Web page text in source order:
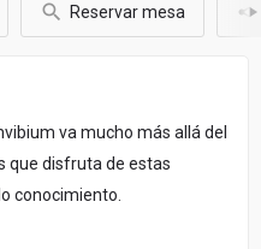
Reservar mesa
va mucho más allá del
que disfruta de estas
conocimiento.